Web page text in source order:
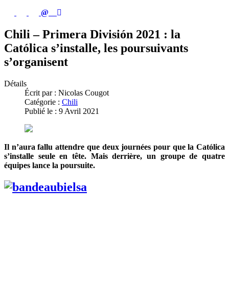
Chili – Primera División 2021 : la
Católica s’installe, les poursuivants
s’organisent
Détails
Écrit par : Nicolas Cougot
Catégorie : Chili
Publié le : 9 Avril 2021
Il n’aura fallu attendre que deux journées pour que la Católica
s’installe seule en tête. Mais derrière, un groupe de quatre
équipes lance la poursuite.